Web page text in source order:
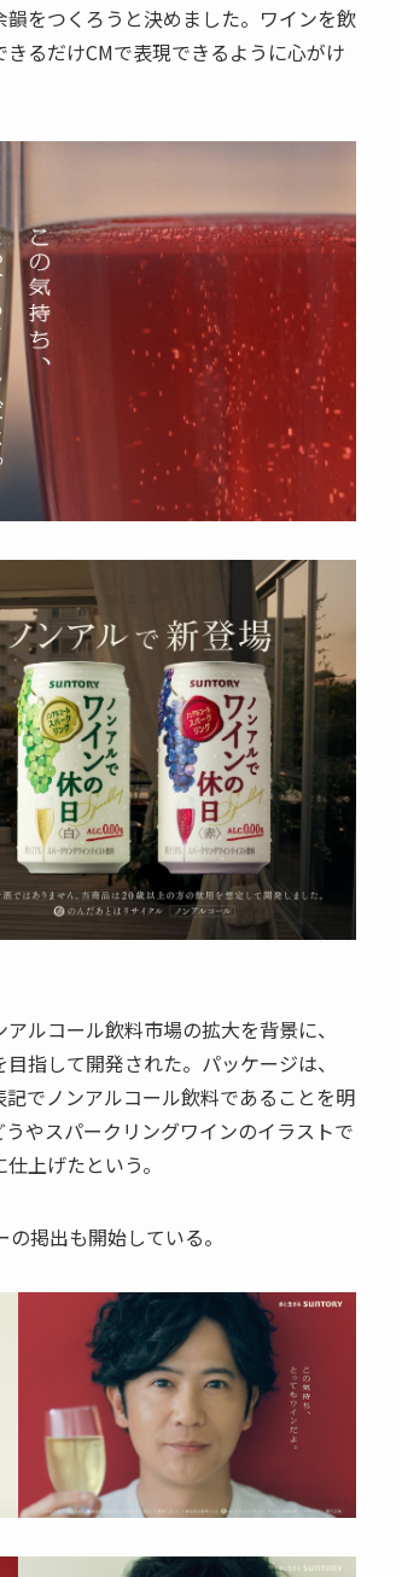
をつくろうと決めました。ワインを飲
るだけCMで表現できるように心がけ
ルコール飲料市場の拡大を背景に、
指して開発された。パッケージは、
記でノンアルコール飲料であることを明
やスパークリングワインのイラストで
上げたという。
掲出も開始している。